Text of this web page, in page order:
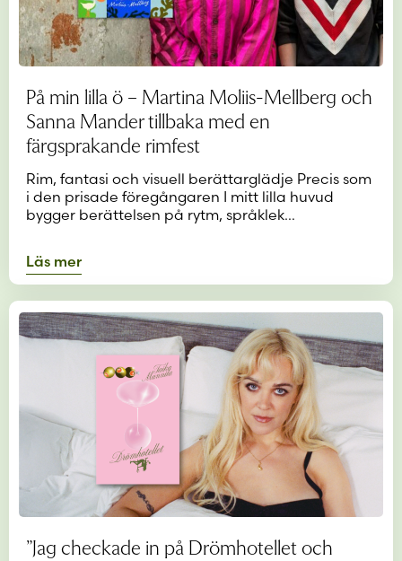
På min lilla ö – Martina Moliis-Mellberg och
Sanna Mander tillbaka med en
färgsprakande rimfest
Rim, fantasi och visuell berättarglädje Precis som
i den prisade föregångaren I mitt lilla huvud
bygger berättelsen på rytm, språklek…
Läs mer
”Jag checkade in på Drömhotellet och